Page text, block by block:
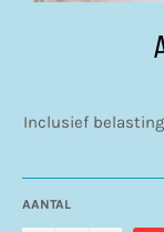
Inclusief
AANTAL